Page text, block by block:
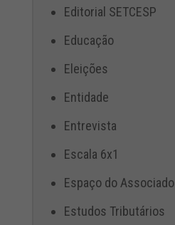
Editorial SETCESP
Educação
Eleições
Entidade
Entrevista
Escala 6x1
Espaço do Associado
Estudos Tributários